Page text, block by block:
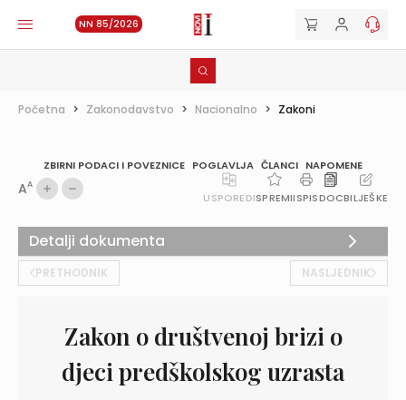
NN 85/2026
Početna > Zakonodavstvo > Nacionalno > Zakoni
ZBIRNI PODACI I POVEZNICE POGLAVLJA ČLANCI NAPOMENE
AA
USPOREDISPREMIISPISDOCBILJEŠKE
PRETHODNIK NASLJEDNIK
Zakon o društvenoj brizi o
djeci predškolskog uzrasta
Detalji dokumenta